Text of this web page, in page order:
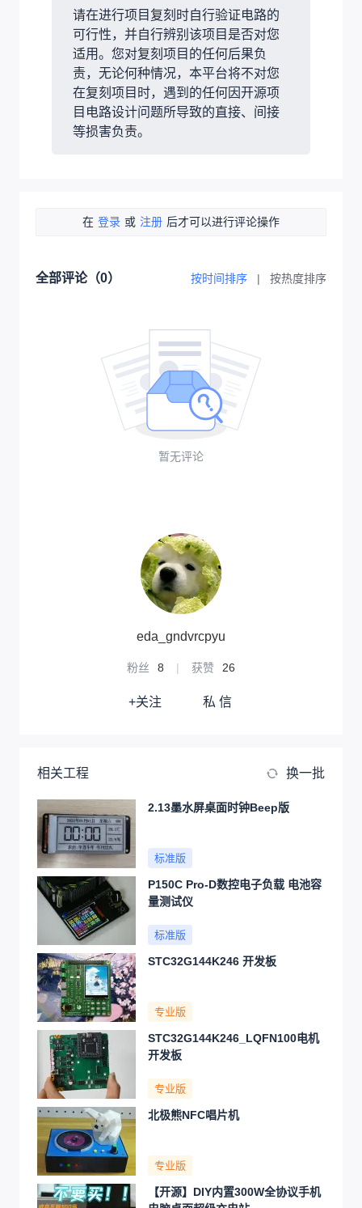
请在进行项目复刻时自行验证电路的
可行性，并自行辨别该项目是否对您
适用。您对复刻项目的任何后果负
责，无论何种情况，本平台将不对您
在复刻项目时，遇到的任何因开源项
目电路设计问题所导致的直接、间接
等损害负责。
在 登录 或 注册 后才可以进行评论操作
全部评论（0） 按时间排序 | 按热度排序
暂无评论
eda_gndvrcpyu
粉丝 8 | 获赞 26
+关注 私 信
相关工程 换一批
2.13墨水屏桌面时钟Beep版
标准版
P150C Pro-D数控电子负载 电池容
量测试仪
标准版
STC32G144K246 开发板
专业版
STC32G144K246_LQFN100电机
开发板
专业版
北极熊NFC唱片机
专业版
【开源】DIY内置300W全协议手机